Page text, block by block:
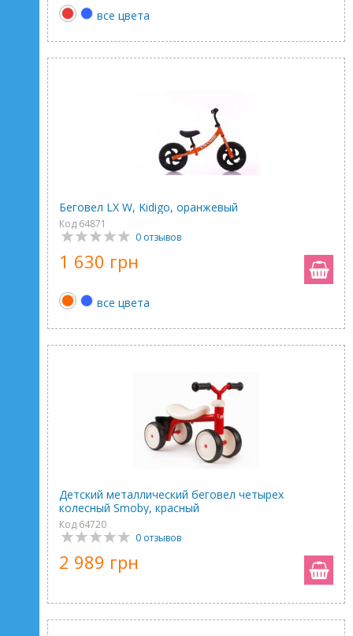
все цвета
Беговел LX W, Kidigo, оранжевый
Код 64871
0 отзывов
1 630 грн
все цвета
Детский металлический беговел четырех
колесный Smoby, красный
Код 64720
0 отзывов
2 989 грн